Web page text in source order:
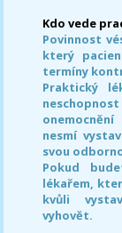
Kdo vede
Povinnost
který
termíny
Praktický
nesmí
svou
Pokud
lékařem,
kvůli
vyhovět.